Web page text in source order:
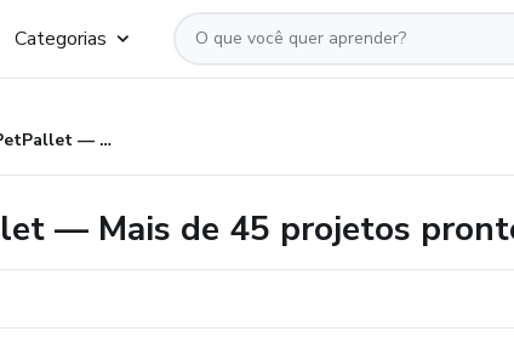
Categorias
Método PetPallet — Mais de 45 projetos prontos
— Mais de 45 projetos